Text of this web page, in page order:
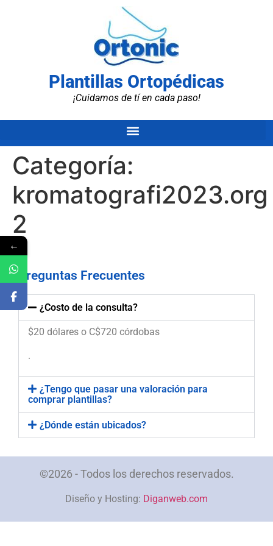
Plantillas Ortopédicas
¡Cuidamos de tí en cada paso!
Categoría:
kromatografi2023.org
2
Preguntas Frecuentes
¿Costo de la consulta?
$20 dólares o C$720 córdobas
.
¿Tengo que pasar una valoración para
comprar plantillas?
¿Dónde están ubicados?
©2026 - Todos los derechos reservados.
Diseño y Hosting: Diganweb.com
←